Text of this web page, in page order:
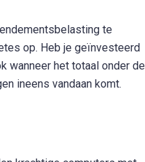
te
op. Heb je geïnvesteerd
wanneer het totaal onder de
ineens vandaan komt.